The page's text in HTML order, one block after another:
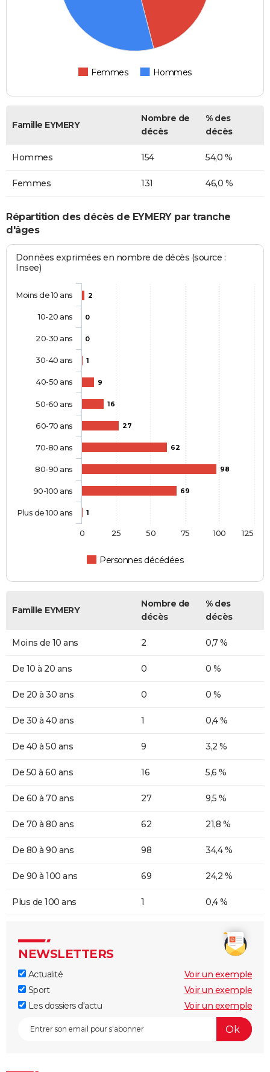
Femmes Hommes
Famille EYMERY
Nombre de
décès
% des
décès
Hommes 154 54,0 %
Femmes 131 46,0 %
Répartition des décès de EYMERY par tranche
d'âges
Données exprimées en nombre de décès (source :
Insee)
2
0
0
1
9
16
27
62
98
69
1
Personnes décédées
Moins de 10 ans
10-20 ans
20-30 ans
30-40 ans
40-50 ans
50-60 ans
60-70 ans
70-80 ans
80-90 ans
90-100 ans
Plus de 100 ans
0 100
25 50 75 125
Famille EYMERY
Nombre de
décès
% des
décès
Moins de 10 ans 2 0,7 %
De 10 à 20 ans 0 0 %
De 20 à 30 ans 0 0 %
De 30 à 40 ans 1 0,4 %
De 40 à 50 ans 9 3,2 %
De 50 à 60 ans 16 5,6 %
De 60 à 70 ans 27 9,5 %
De 70 à 80 ans 62 21,8 %
De 80 à 90 ans 98 34,4 %
De 90 à 100 ans 69 24,2 %
Plus de 100 ans 1 0,4 %
NEWSLETTERS
Actualité
Voir un exemple
Sport
Voir un exemple
Les dossiers d'actu
Voir un exemple